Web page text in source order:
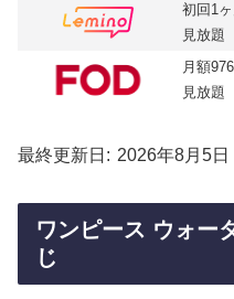
初回1
見放題
月額
見放題
最終更新日 2026年8月5日
ワンピース ウォー
じ